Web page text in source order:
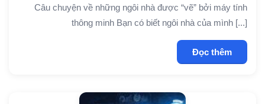
Câu chuyện về những ngôi nhà được “vẽ” bởi máy tính
thông minh Bạn có biết ngôi nhà của mình [...]
Đọc thêm